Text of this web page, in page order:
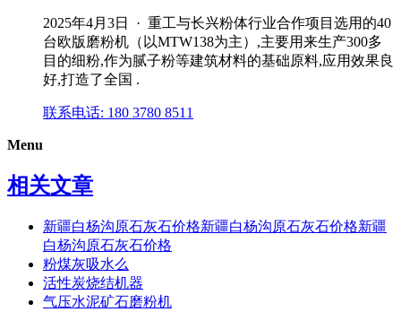
2025年4月3日 · 重工与长兴粉体行业合作项目选用的40
台欧版磨粉机（以MTW138为主）,主要用来生产300多
目的细粉,作为腻子粉等建筑材料的基础原料,应用效果良
好,打造了全国 .
联系电话: 180 3780 8511
Menu
相关文章
新疆白杨沟原石灰石价格新疆白杨沟原石灰石价格新疆
白杨沟原石灰石价格
粉煤灰吸水么
活性炭烧结机器
气压水泥矿石磨粉机